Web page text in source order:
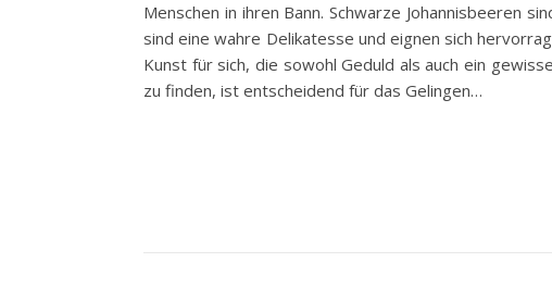
Menschen in ihren Bann. Schwarze Johannisbeeren
sind eine wahre Delikatesse und eignen sich
Kunst für sich, die sowohl Geduld als auch ein
zu finden, ist entscheidend für das Gelingen…